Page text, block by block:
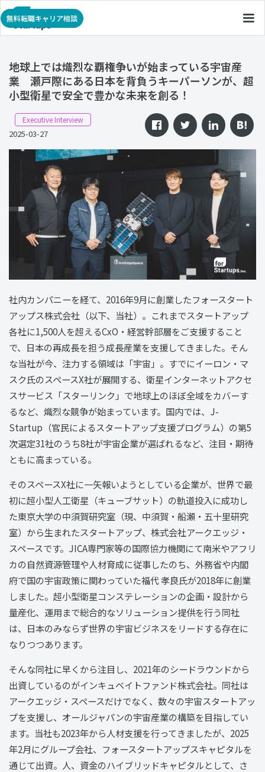
無料転職キャリア相談
地球上では熾烈な覇権争いが始まっている宇宙産
業 瀬戸際にある日本を背負うキーパーソンが、超
小型衛星で安全で豊かな未来を創る！
Executive Interview
2025-03-27
社内カンパニーを経て、2016年9月に創業したフォースタート
アップス株式会社（以下、当社）。これまでスタートアップ
各社に1,500人を超えるCxO・経営幹部層をご支援すること
で、日本の再成長を担う成長産業を支援してきました。そん
な当社が今、注力する領域は「宇宙」。すでにイーロン・マ
スク氏のスペースX社が展開する、衛星インターネットアクセ
スサービス「スターリンク」で地球上のほぼ全域をカバーす
るなど、熾烈な競争が始まっています。国内では、J-
Startup（官民によるスタートアップ支援プログラム）の第5
次選定31社のうち8社が宇宙企業が選ばれるなど、注目・期待
ともに高まっている。
そのスペースX社に一矢報いようとしている企業が、世界で最
初に超小型人工衛星（キューブサット）の軌道投入に成功し
た東京大学の中須賀研究室（現、中須賀・船瀬・五十里研究
室）から生まれたスタートアップ、株式会社アークエッジ・
スペースです。JICA専門家等の国際協力機関にて南米やアフリ
カの自然資源管理や人材育成に従事したのち、外務省や内閣
府で国の宇宙政策に関わっていた福代 孝良氏が2018年に創業
しました。超小型衛星コンステレーションの企画・設計から
量産化、運用まで総合的なソリューション提供を行う同社
は、日本のみならず世界の宇宙ビジネスをリードする存在に
なりつつあります。
そんな同社に早くから注目し、2021年のシードラウンドから
出資しているのがインキュベイトファンド株式会社。同社は
アークエッジ・スペースだけでなく、数々の宇宙スタートアッ
プを支援し、オールジャパンの宇宙産業の構築を目指してい
ます。当社も2023年から人材支援を行ってきましたが、2025
年2月にグループ会社、フォースタートアップスキャピタルを
通じて出資。人、資金のハイブリッドキャピタルとして、さ